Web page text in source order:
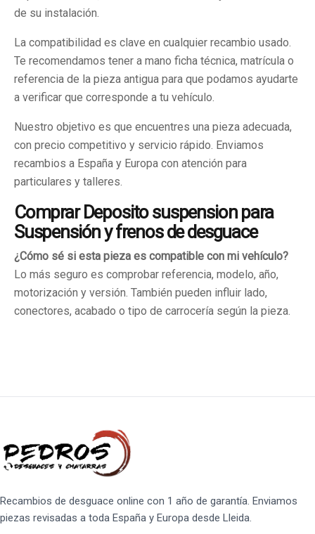
de su instalación.
La compatibilidad es clave en cualquier recambio usado.
Te recomendamos tener a mano ficha técnica, matrícula o
referencia de la pieza antigua para que podamos ayudarte
a verificar que corresponde a tu vehículo.
Nuestro objetivo es que encuentres una pieza adecuada,
con precio competitivo y servicio rápido. Enviamos
recambios a España y Europa con atención para
particulares y talleres.
Comprar Deposito suspension para
Suspensión y frenos de desguace
¿Cómo sé si esta pieza es compatible con mi vehículo?
Lo más seguro es comprobar referencia, modelo, año,
motorización y versión. También pueden influir lado,
conectores, acabado o tipo de carrocería según la pieza.
Recambios de desguace online con 1 año de garantía. Enviamos
piezas revisadas a toda España y Europa desde Lleida.